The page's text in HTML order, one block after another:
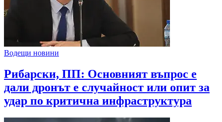
Водещи новини
Рибарски, ПП: Основният въпрос е
дали дронът е случайност или опит за
удар по критична инфраструктура